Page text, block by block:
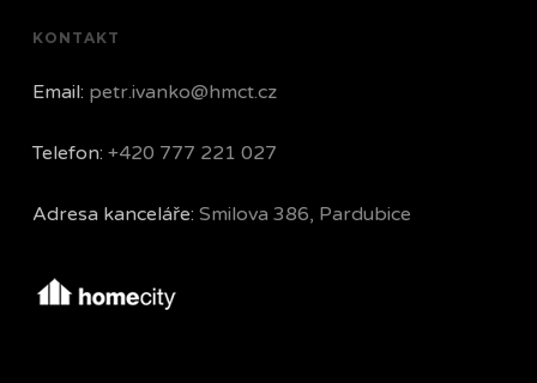
KONTAKT
Email: petr.ivanko@hmct.cz
Telefon: +420 777 221 027
Adresa kanceláře: Smilova 386, Pardubice